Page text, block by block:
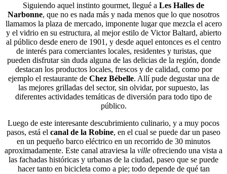
Siguiendo aquel instinto gourmet, llegué a Les Halles de
Narbonne, que no es nada más y nada menos que lo que nosotros
llamamos la plaza de mercado, imponente lugar que mezcla el acero
y el vidrio en su estructura, al mejor estilo de Victor Baltard, abierto
al público desde enero de 1901, y desde aquel entonces es el centro
de interés para comerciantes locales, residentes y turistas, que
pueden disfrutar sin duda alguna de las delicias de la región, donde
destacan los productos locales, frescos y de calidad, como por
ejemplo el restaurante de Chez Bébelle. Allí pude degustar una de
las mejores grilladas del sector, sin olvidar, por supuesto, las
diferentes actividades temáticas de diversión para todo tipo de
público.
Luego de este interesante descubrimiento culinario, y a muy pocos
pasos, está el canal de la Robine, en el cual se puede dar un paseo
en un pequeño barco eléctrico en un recorrido de 30 minutos
aproximadamente. Este canal atraviesa la ville ofreciendo una vista a
las fachadas históricas y urbanas de la ciudad, paseo que se puede
hacer tanto en bicicleta como a pie; todo depende de qué tan